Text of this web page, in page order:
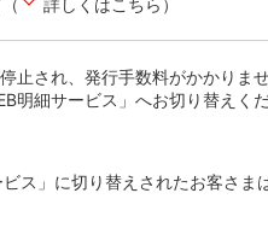
（
詳しくはこちら ）
止され、発行手数料がかかりま
明細サービス」へお切り替えくだ
ス」に切り替えされたお客さま